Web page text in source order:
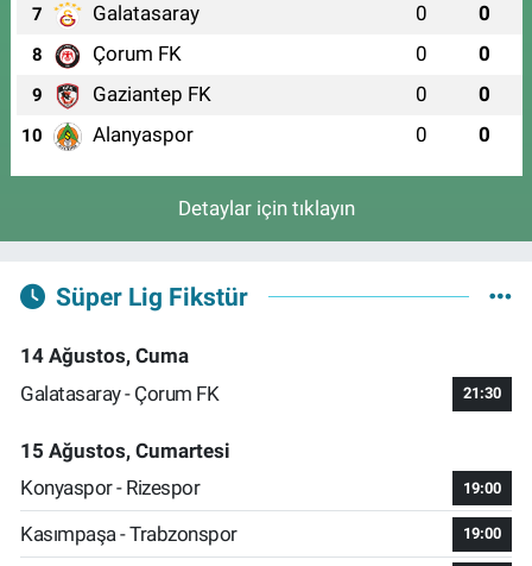
7 Galatasaray 0 0
8 Çorum FK 0 0
9 Gaziantep FK 0 0
10 Alanyaspor 0 0
Detaylar için tıklayın
Süper Lig Fikstür
14 Ağustos, Cuma
Galatasaray - Çorum FK
21:30
15 Ağustos, Cumartesi
Konyaspor - Rizespor
19:00
Kasımpaşa - Trabzonspor 19:00